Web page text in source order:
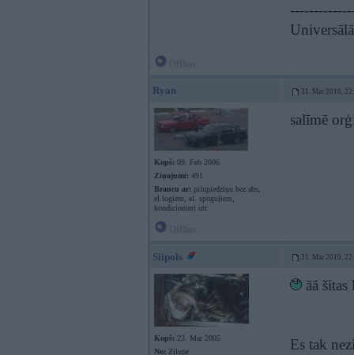
Ryan 31. Mar 2010,
Kopš: 09. Feb 2006
Ziņojumi: 491
Braucu ar: pilnpiedziņu bez abs,
el.logiem, el. spoguļiem,
kondicionieri utt.
salīmē
Siipols 31. Mar 2010,
Kopš: 23. Mar 2005
No: Zilupe
āā
Es tak